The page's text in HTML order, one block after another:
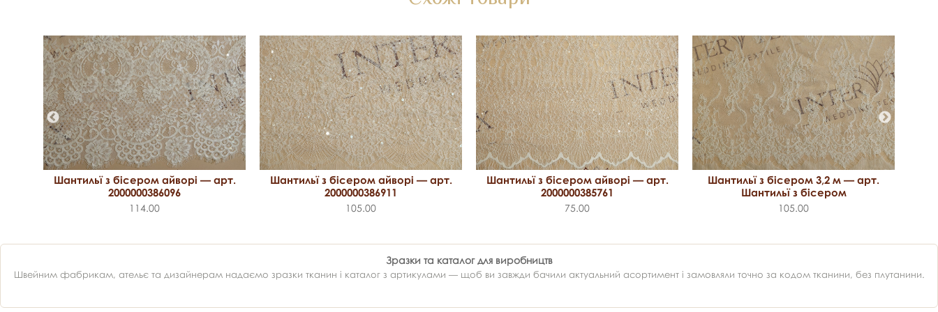
Шантильї з бісером айворі — арт.
2000000386096
114.00
Шантильї з бісером айворі — арт.
2000000386911
105.00
Шантильї з бісером айворі — арт.
2000000385761
75.00
Шантильї з бісером 3,2 м — арт.
Шантильї з бісером
105.00
Зразки та каталог для виробництв
Швейним фабрикам, ательє та дизайнерам надаємо зразки тканин і каталог з артикулами — щоб ви завжди бачили актуальний асортимент і замовляли точно за кодом тканини, без плутанини.